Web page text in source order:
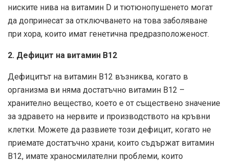
ниските нива на витамин D и тютюнопушенето могат
да допринесат за отключването на това заболяване
при хора, които имат генетична предразположеност.
2. Дефицит на витамин В12
Дефицитът на витамин В12 възниква, когато в
организма ви няма достатъчно витамин В12 –
хранително вещество, което е от съществено значение
за здравето на нервите и производството на кръвни
клетки. Можете да развиете този дефицит, когато не
приемате достатъчно храни, които съдържат витамин
В12, имате храносмилателни проблеми, които